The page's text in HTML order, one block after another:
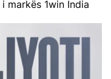
markës 1win India